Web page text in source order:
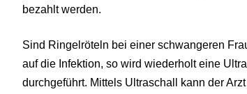
bezahlt werden.
Sind Ringelröteln bei einer schwangeren
auf die Infektion, so wird wiederholt eine
durchgeführt. Mittels Ultraschall kann der